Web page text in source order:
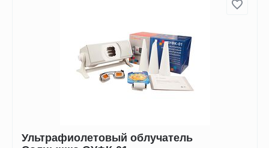
Ультрафиолетовый облучатель